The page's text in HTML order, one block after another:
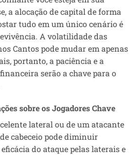
a alocação de capital de forma
tudo em um único cenário é
A volatilidade das
Cantos pode mudar em apenas
portanto, a paciência e a
serão a chave para o
sobre os Jogadores Chave
lateral ou de um atacante
cabeceio pode diminuir
do ataque pelas laterais e